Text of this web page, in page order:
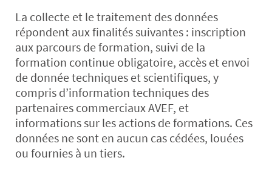
La collecte et le traitement des données
répondent aux finalités suivantes : inscription
aux parcours de formation, suivi de la
formation continue obligatoire, accès et envoi
de donnée techniques et scientifiques, y
compris d’information techniques des
partenaires commerciaux AVEF, et
informations sur les actions de formations. Ces
données ne sont en aucun cas cédées, louées
ou fournies à un tiers.